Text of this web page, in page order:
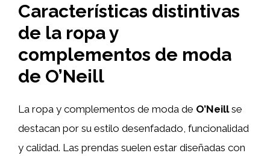
Características distintivas
de la ropa y
complementos de moda
de O’Neill
La ropa y complementos de moda de O’Neillse
destacan por su estilo desenfadado, funcionalidad
y calidad. Las prendas suelen estar diseñadas con